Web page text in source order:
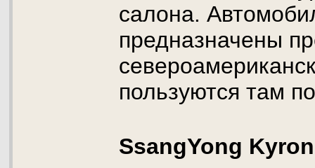
салона.
предназначены
пользуются там
SsangYong Kyron